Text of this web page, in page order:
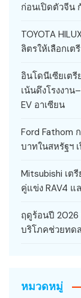
ก่อนเปิดตัวจีน
TOYOTA
ลิตรให้เลือกเต
อินโดนีเซียเต
เน้นดึงโรงงา
EV อาเซียน
Ford Fathom
บาทในสหรัฐฯ
Mitsubishi เต
คู่แข่ง RAV4 แ
ฤดูร้อนปี 2026
บริโภคช่วยทด
หมวดหมู่